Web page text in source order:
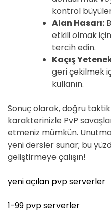
kontrol
Alan Hasarı:
etkili olmak
tercih edin.
Kaçış
geri çekilmek
kullanın.
Sonuç olarak, doğru
karakterinizle PvP
etmeniz mümkün.
yeni dersler sunar; bu
geliştirmeye çalışın!
yeni açılan pvp serverler
1-99 pvp serverler